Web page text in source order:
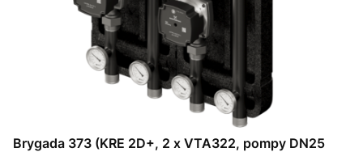
Brygada 373 (KRE 2D+, 2 x VTA322, pompy DN25